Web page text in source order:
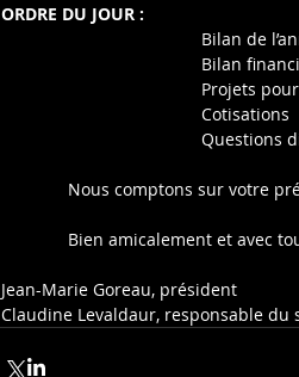
ORDRE DU JOUR :
                                          Cotisations
Nous comptons sur
Bien amicalement
Jean-Marie Goreau, président
Claudine Levaldaur, responsable